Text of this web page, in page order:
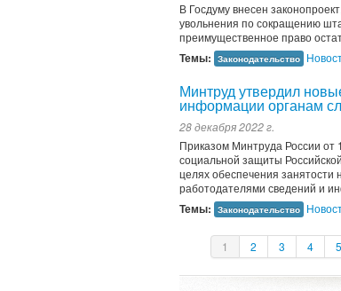
В Госдуму внесен
увольнения по сокращению
преимущественное право
Темы: Законодательство
Минтруд утвердил
информации органам
28 декабря 2022 г.
Приказом Минтруда России от
социальной защиты
целях обеспечения
работодателями сведений и
Темы: Законодательство
1 2 3 4 5